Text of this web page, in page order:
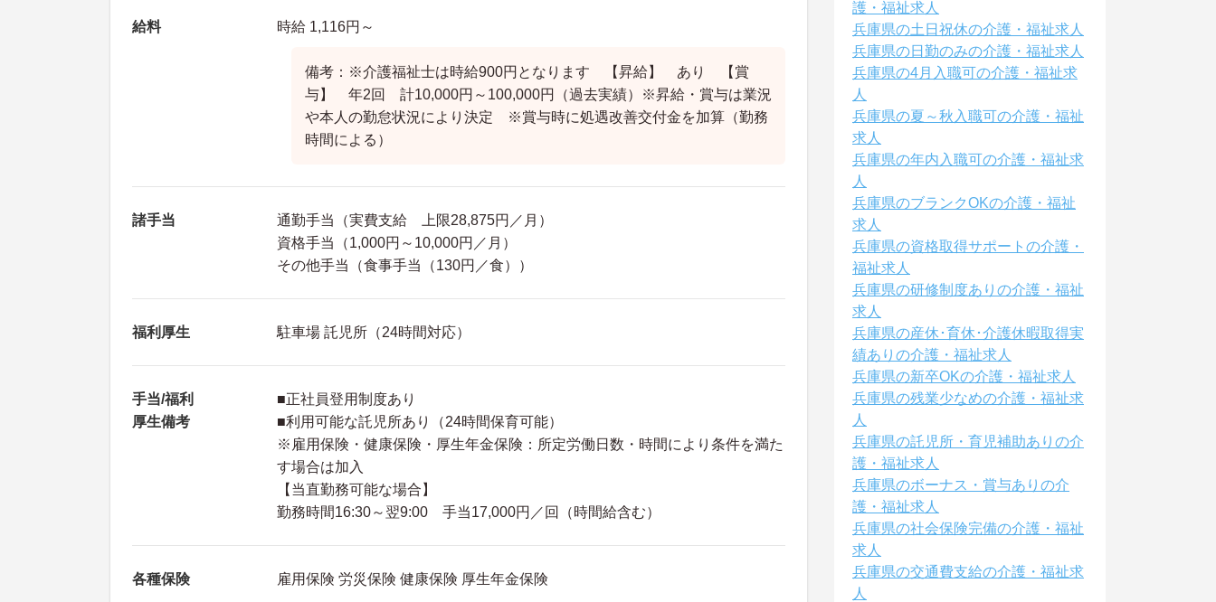
給料 時給 1,116円～
備考：※介護福祉士は時給900円となります 【昇給】 あり 【賞
与】 年2回 計10,000円～100,000円（過去実績）※昇給・賞与は業況
や本人の勤怠状況により決定 ※賞与時に処遇改善交付金を加算（勤務
時間による）
諸手当
通勤手当（実費支給 上限28,875円／月）
資格手当（1,000円～10,000円／月）
その他手当（食事手当（130円／食））
福利厚生 駐車場 託児所（24時間対応）
手当/福利
厚生備考
■正社員登用制度あり
■利用可能な託児所あり（24時間保育可能）
※雇用保険・健康保険・厚生年金保険：所定労働日数・時間により条件を満た
す場合は加入
【当直勤務可能な場合】
勤務時間16:30～翌9:00 手当17,000円／回（時間給含む）
各種保険 雇用保険 労災保険 健康保険 厚生年金保険
護・福祉求人
兵庫県の土日祝休の介護・福祉求人
兵庫県の日勤のみの介護・福祉求人
兵庫県の4月入職可の介護・福祉求
人
兵庫県の夏～秋入職可の介護・福祉
求人
兵庫県の年内入職可の介護・福祉求
人
兵庫県のブランクOKの介護・福祉
求人
兵庫県の資格取得サポートの介護・
福祉求人
兵庫県の研修制度ありの介護・福祉
求人
兵庫県の産休･育休･介護休暇取得実
績ありの介護・福祉求人
兵庫県の新卒OKの介護・福祉求人
兵庫県の残業少なめの介護・福祉求
人
兵庫県の託児所・育児補助ありの介
護・福祉求人
兵庫県のボーナス・賞与ありの介
護・福祉求人
兵庫県の社会保険完備の介護・福祉
求人
兵庫県の交通費支給の介護・福祉求
人